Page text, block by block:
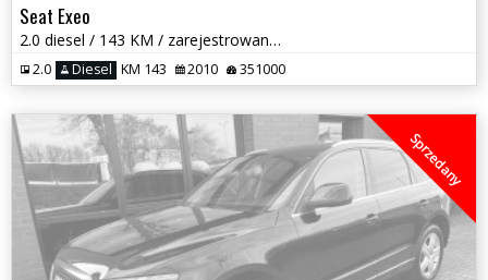
Seat Exeo
2.0 diesel / 143 KM / zarejestrowany w PL / zadbany / możliwa zamiana
2.0 Diesel KM 143 2010 351000
Sprzedany